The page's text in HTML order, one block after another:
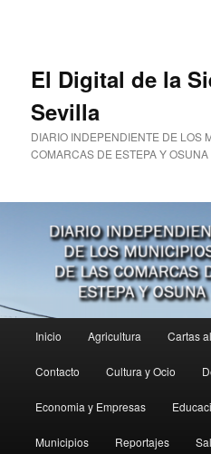
El Digital de la
Sevilla
DIARIO INDEPENDIENTE DE LOS
COMARCAS DE ESTEPA Y OSUNA
principal
Inicio Agricultura Cartas
Contacto Cultura y Ocio
Economia y Empresas
Municipios Reportajes